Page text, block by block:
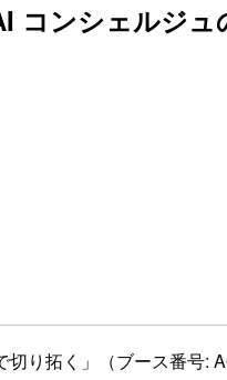
コンシェルジ
り拓く」（ブース番号: